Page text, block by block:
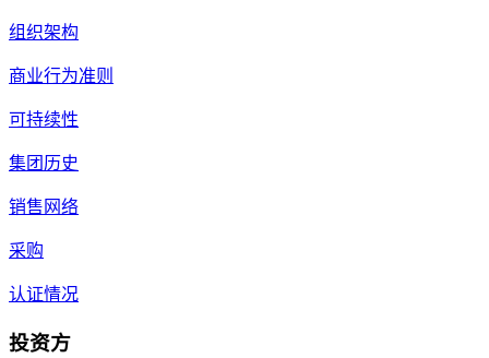
组织架构
商业行为准则
可持续性
集团历史
销售网络
采购
认证情况
投资方